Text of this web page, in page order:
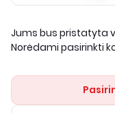
Jums bus pristatyta
Norėdami pasirinkti